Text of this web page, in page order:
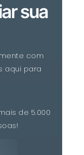
sua
com
aqui para
de 5.000